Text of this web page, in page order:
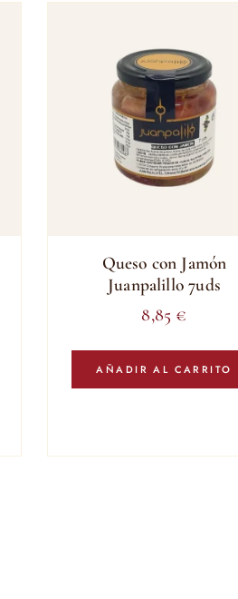
Queso con Jamón
Juanpalillo 7uds
8,85 €
AÑADIR AL CARRITO